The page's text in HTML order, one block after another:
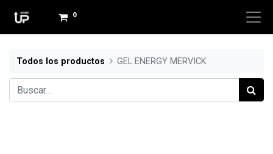
0
Todos los productos GEL ENERGY MERVICK